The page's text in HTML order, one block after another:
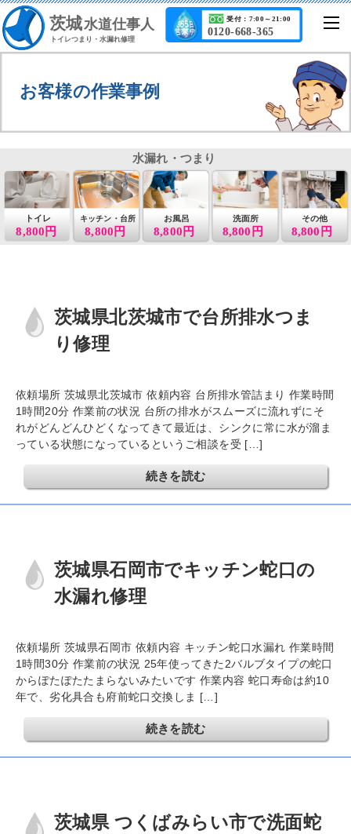
茨城水道仕事人
トイレつまり・水漏れ修理
0120-668-365
受付：7:00～21:00
お客様の作業事例
8,800円
トイレ
8,800円
キッチン・台所 お風呂
8,800円
洗面所
8,800円
その他
8,800円
水漏れ・つまり
茨城県北茨城市で台所排水つま
り修理
依頼場所 茨城県北茨城市 依頼内容 台所排水管詰まり 作業時間
1時間20分 作業前の状況 台所の排水がスムーズに流れずにそ
れがどんどんひどくなってきて最近は、シンクに常に水が溜ま
っている状態になっているというご相談を受 […]
続きを読む
茨城県石岡市でキッチン蛇口の
水漏れ修理
依頼場所 茨城県石岡市 依頼内容 キッチン蛇口水漏れ 作業時間
1時間30分 作業前の状況 25年使ってきた2バルブタイプの蛇口
からぽたぽたたまらないみたいです 作業内容 蛇口寿命は約10
年で、劣化具合も府前蛇口交換しま […]
続きを読む
茨城県 つくばみらい市で洗面蛇